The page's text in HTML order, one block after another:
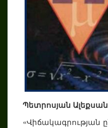
Պետրոսյան Ալեքսան
«Վիճակագրության